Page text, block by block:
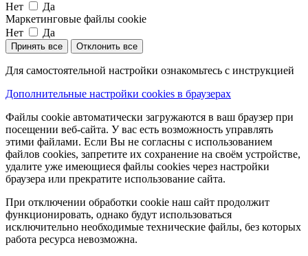
Нет
Да
Маркетинговые файлы cookie
Нет
Да
Принять все Отклонить все
Для самостоятельной настройки ознакомьтесь с инструкцией
Дополнительные настройки cookies в браузерах
Файлы cookie автоматически загружаются в ваш браузер при
посещении веб-сайта. У вас есть возможность управлять
этими файлами. Если Вы не согласны с использованием
файлов cookies, запретите их сохранение на своём устройстве,
удалите уже имеющиеся файлы cookies через настройки
браузера или прекратите использование сайта.
При отключении обработки cookie наш сайт продолжит
функционировать, однако будут использоваться
исключительно необходимые технические файлы, без которых
работа ресурса невозможна.